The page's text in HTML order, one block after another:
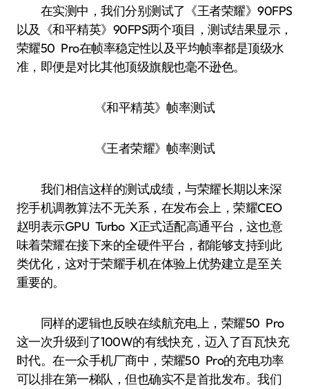
在实测中，我们分别测试了《王者荣耀》90FPS
以及《和平精英》90FPS两个项目，测试结果显示，
荣耀50 Pro在帧率稳定性以及平均帧率都是顶级水
准，即便是对比其他顶级旗舰也毫不逊色。
《和平精英》帧率测试
《王者荣耀》帧率测试
我们相信这样的测试成绩，与荣耀长期以来深
挖手机调教算法不无关系，在发布会上，荣耀CEO
赵明表示GPU Turbo X正式适配高通平台，这也意
味着荣耀在接下来的全硬件平台，都能够支持到此
类优化，这对于荣耀手机在体验上优势建立是至关
重要的。
同样的逻辑也反映在续航充电上，荣耀50 Pro
这一次升级到了100W的有线快充，迈入了百瓦快充
时代。在一众手机厂商中，荣耀50 Pro的充电功率
可以排在第一梯队，但也确实不是首批发布。我们